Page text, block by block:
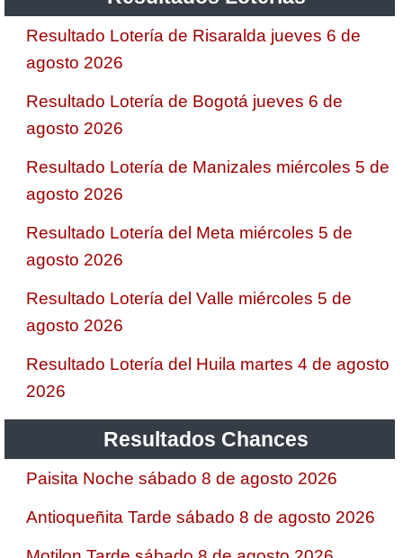
Resultado Lotería de Risaralda jueves 6 de
agosto 2026
Resultado Lotería de Bogotá jueves 6 de
agosto 2026
Resultado Lotería de Manizales miércoles 5 de
agosto 2026
Resultado Lotería del Meta miércoles 5 de
agosto 2026
Resultado Lotería del Valle miércoles 5 de
agosto 2026
Resultado Lotería del Huila martes 4 de agosto
2026
Resultados Chances
Paisita Noche sábado 8 de agosto 2026
Antioqueñita Tarde sábado 8 de agosto 2026